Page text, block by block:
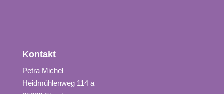
Kontakt
Petra Michel
Heidmühlenweg 114 a